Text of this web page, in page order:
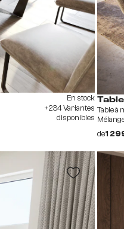
En stock
+234 Variantes
disponibles
Table à
de1